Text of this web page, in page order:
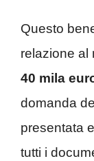
Questo
relazione al
40 mila
domanda
presentata
tutti i